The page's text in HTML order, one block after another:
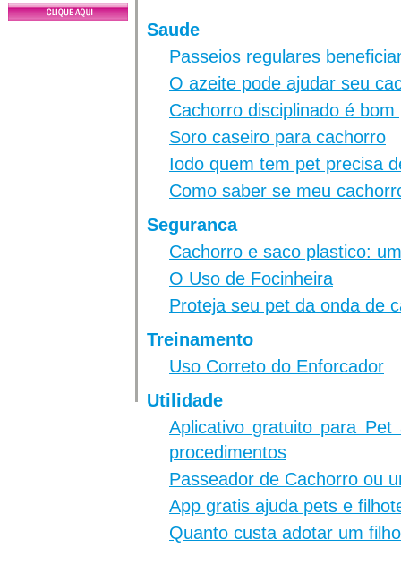
Saude
Passeios regulares
O azeite pode ajudar seu
Cachorro disciplinado é
Soro caseiro para cachorro
Iodo quem tem pet precisa
Como saber se meu
Seguranca
Cachorro e saco plastico:
O Uso de Focinheira
Proteja seu pet da onda de
Treinamento
Uso Correto do Enforcador
Utilidade
Aplicativo gratuito para
procedimentos
Passeador de Cachorro ou
App gratis ajuda pets e
Quanto custa adotar um